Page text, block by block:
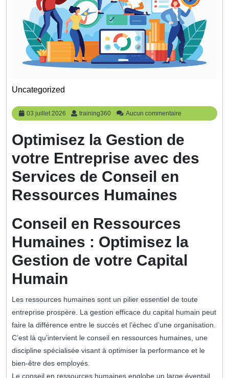
Uncategorized
03 juillet 2026
03
juillet
training360 training360
Aucun commentaire
Optimisez la Gestion de
votre Entreprise avec des
Services de Conseil en
Ressources Humaines
Conseil en Ressources
Humaines : Optimisez la
Gestion de votre Capital
Humain
Les ressources humaines sont un pilier essentiel de toute
entreprise prospère. La gestion efficace du capital humain peut
faire la différence entre le succès et l’échec d’une organisation.
C’est là qu’intervient le conseil en ressources humaines, une
discipline spécialisée visant à optimiser la performance et le
bien-être des employés.
Le conseil en ressources humaines englobe un large éventail